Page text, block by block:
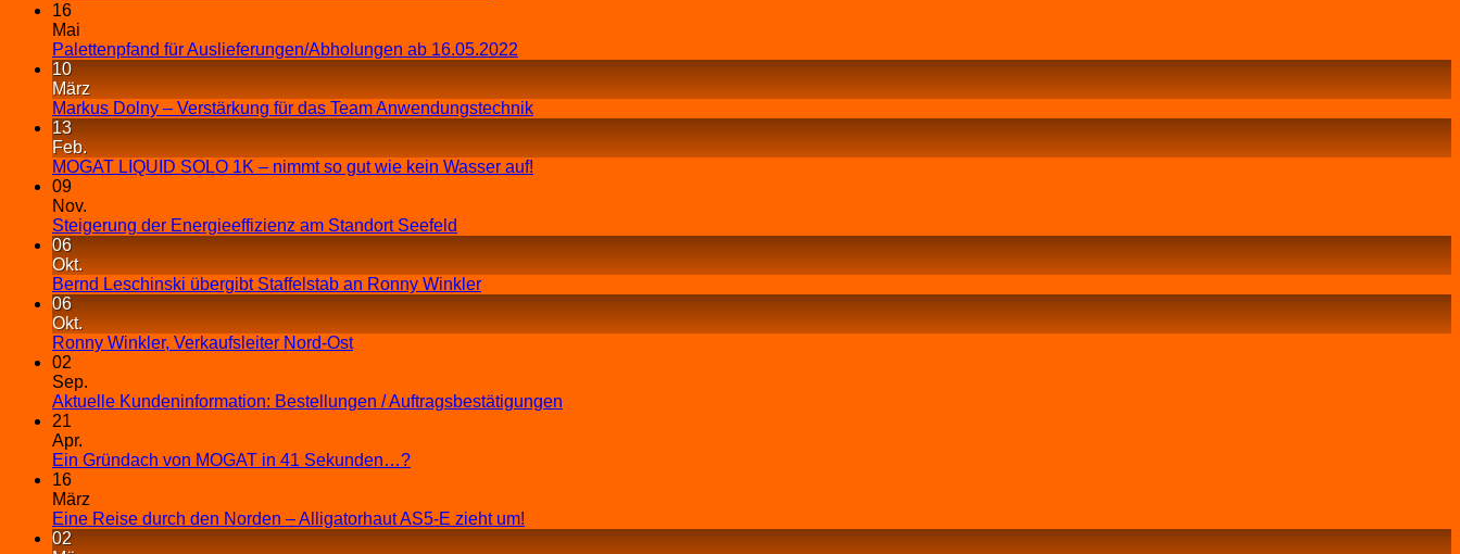
16
Mai
Palettenpfand für Auslieferungen/Abholungen ab 16.05.2022
10
März
Markus Dolny – Verstärkung für das Team Anwendungstechnik
13
Feb.
MOGAT LIQUID SOLO 1K – nimmt so gut wie kein Wasser auf!
09
Nov.
Steigerung der Energieeffizienz am Standort Seefeld
06
Okt.
Bernd Leschinski übergibt Staffelstab an Ronny Winkler
06
Okt.
Ronny Winkler, Verkaufsleiter Nord-Ost
02
Sep.
Aktuelle Kundeninformation: Bestellungen / Auftragsbestätigungen
21
Apr.
Ein Gründach von MOGAT in 41 Sekunden…?
16
März
Eine Reise durch den Norden – Alligatorhaut AS5-E zieht um!
02